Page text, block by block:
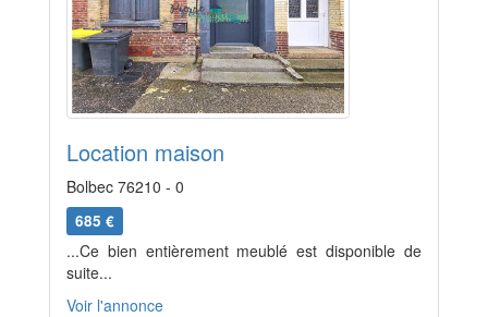
Location maison
Bolbec 76210 - 0
685 €
...Ce bien entièrement meublé est disponible de
suite...
Voir l'annonce